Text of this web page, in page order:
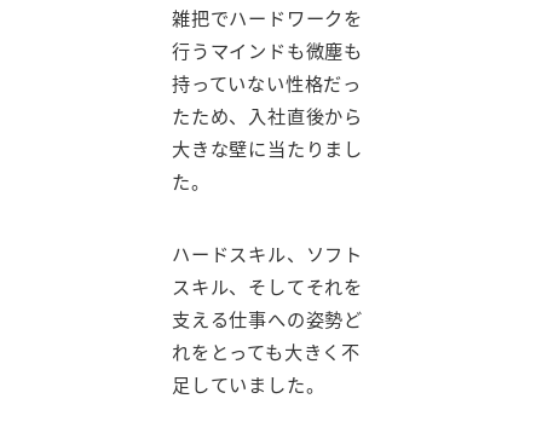
雑把でハードワークを
行うマインドも微塵も
持っていない性格だっ
たため、入社直後から
大きな壁に当たりまし
た。
ハードスキル、ソフト
スキル、そしてそれを
支える仕事への姿勢ど
れをとっても大きく不
足していました。